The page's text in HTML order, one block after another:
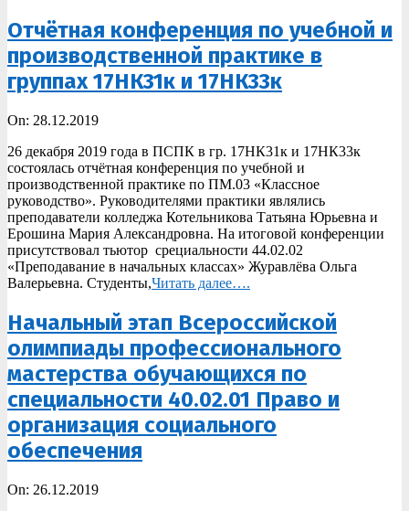
Отчётная конференция по учебной и
производственной практике в
группах 17НК31к и 17НК33к
2019-
28
On: 28.12.2019
26 декабря 2019 года в ПСПК в гр. 17НК31к и 17НК33к
состоялась отчётная конференция по учебной и
производственной практике по ПМ.03 «Классное
руководство». Руководителями практики являлись
преподаватели колледжа Котельникова Татьяна Юрьевна и
Ерошина Мария Александровна. На итоговой конференции
присутствовал тьютор срециальности 44.02.02
«Преподавание в начальных классах» Журавлёва Ольга
Валерьевна. Студенты,Читать далее….
Начальный этап Всероссийской
олимпиады профессионального
мастерства обучающихся по
специальности 40.02.01 Право и
организация социального
обеспечения
2019-
On: 26.12.2019